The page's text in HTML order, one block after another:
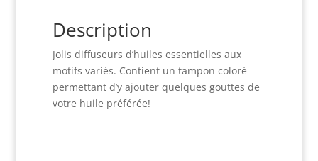
Description
Jolis diffuseurs d’huiles essentielles aux
motifs variés. Contient un tampon coloré
permettant d’y ajouter quelques gouttes de
votre huile préférée!